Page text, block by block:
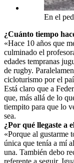
En el
¿Cuánto tiempo
«Hace 10 años que
culminado el
edades tempranas
de rugby.
cicloturismo por el
Está claro que a
que, más allá de lo
tiempito para que lo
sea.
¿Por qué llegaste a
«Porque al gustarme
única que tenía a mí
una. También debo
referente a seguir.